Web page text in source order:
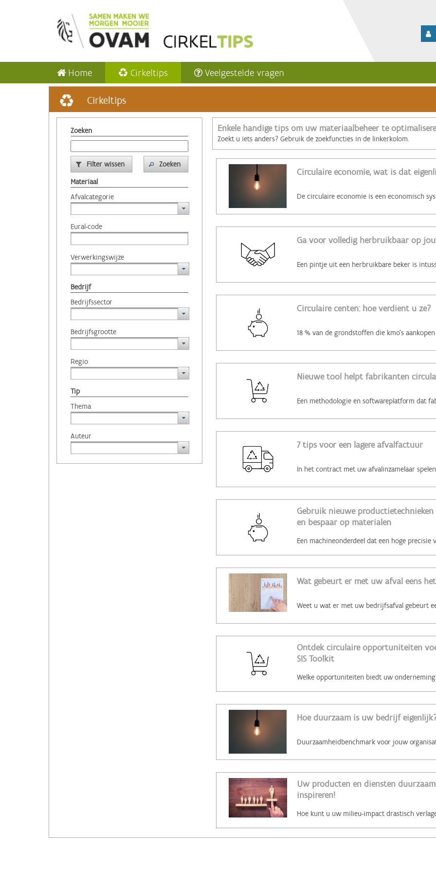
Home Cirkeltips Veelgestelde vragen
Cirkeltips
Zoeken
Filter wissen
Zoeken
Materiaal
Afvalcategorie
Eural-code
Verwerkingswijze
Bedrijf
Bedrijfssector
Bedrijfsgrootte
Regio
Tip
Thema
Auteur
Enkele handige tips om uw materiaalbeheer te
Zoekt u iets anders? Gebruik de zoekfuncties in de linkerkolom.
Circulaire economie, wat is dat
Ga voor volledig herbruikbaar op
Circulaire centen: hoe verdient u ze?
Nieuwe tool helpt fabrikanten
7 tips voor een lagere afvalfactuur
Gebruik nieuwe
en bespaar op materialen
Wat gebeurt er met uw afval eens
Ontdek circulaire opportuniteiten
SIS Toolkit
Hoe duurzaam is uw bedrijf
Uw producten en diensten
inspireren!